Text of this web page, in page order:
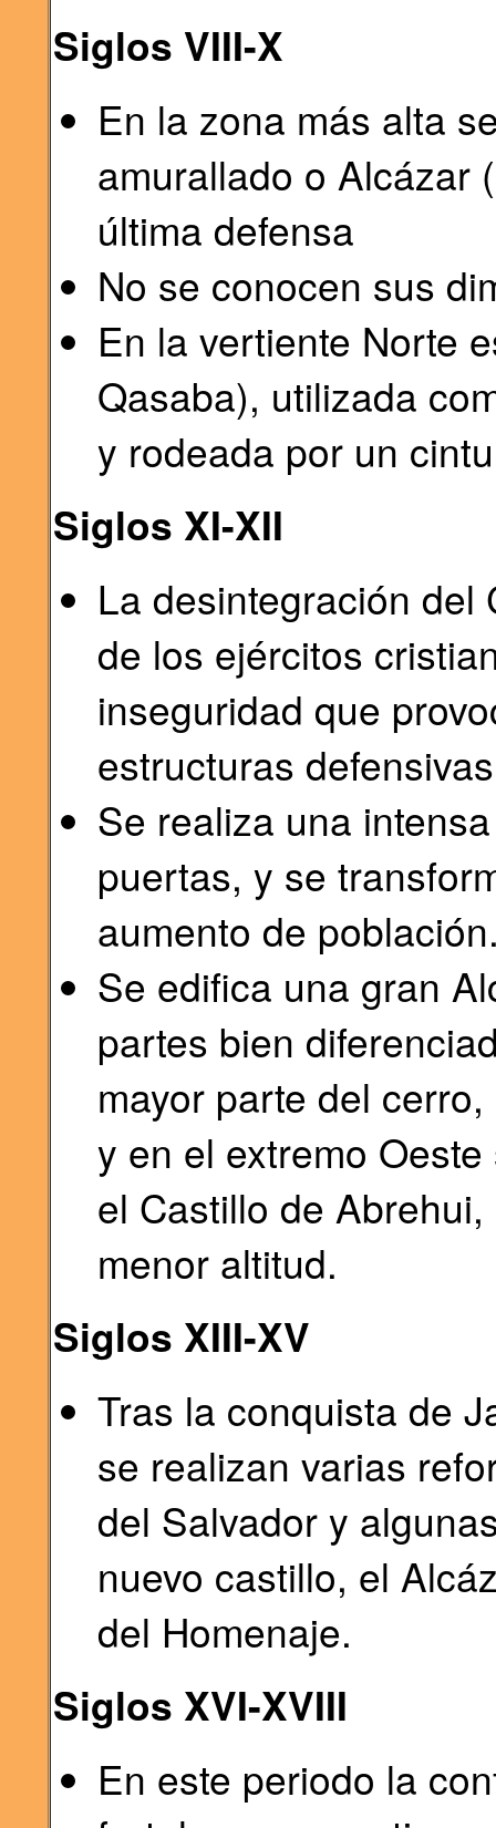
Siglos VIII-X
En la zona más alta
amurallado o Alcázar
última defensa
No se conocen sus
En la vertiente Norte
Qasaba), utilizada
y rodeada por un
Siglos XI-XII
La desintegración del
de los ejércitos
inseguridad que
estructuras
Se realiza una
puertas, y se
aumento de
Se edifica una gran
partes bien
mayor parte del
y en el extremo
el Castillo de
menor altitud.
Siglos XIII-XV
Tras la conquista de
se realizan varias
del Salvador y
nuevo castillo, el
del Homenaje.
Siglos XVI-XVIII
En este periodo la